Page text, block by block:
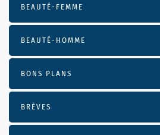
BEAUTÉ-FEMME
BEAUTÉ-HOMME
BONS PLANS
BRÈVES